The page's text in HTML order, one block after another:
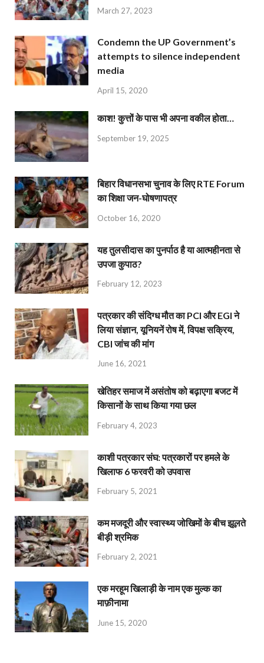
March 27, 2023
Condemn the UP Government’s
attempts to silence independent
media
April 15, 2020
काश! कुत्तों के पास भी अपना वकील होता…
September 19, 2025
बिहार विधानसभा चुनाव के लिए RTE Forum
का शिक्षा जन-घोषणापत्र
October 16, 2020
यह तुलसीदास का पुनर्पाठ है या आत्महीनता से
उपजा कुपाठ?
February 12, 2023
पत्रकार की संदिग्ध मौत का PCI और EGI ने
लिया संज्ञान, यूनियनें रोष में, विपक्ष सक्रिय,
CBI जांच की मांग
June 16, 2021
खेतिहर समाज में असंतोष को बढ़ाएगा बजट में
किसानों के साथ किया गया छल
February 4, 2023
काशी पत्रकार संघ: पत्रकारों पर हमले के
खिलाफ 6 फरवरी को उपवास
February 5, 2021
कम मजदूरी और स्वास्थ्य जोखिमों के बीच झूलते
बीड़ी श्रमिक
February 2, 2021
एक मरहूम खिलाड़ी के नाम एक मुल्क का
माफ़ीनामा
June 15, 2020